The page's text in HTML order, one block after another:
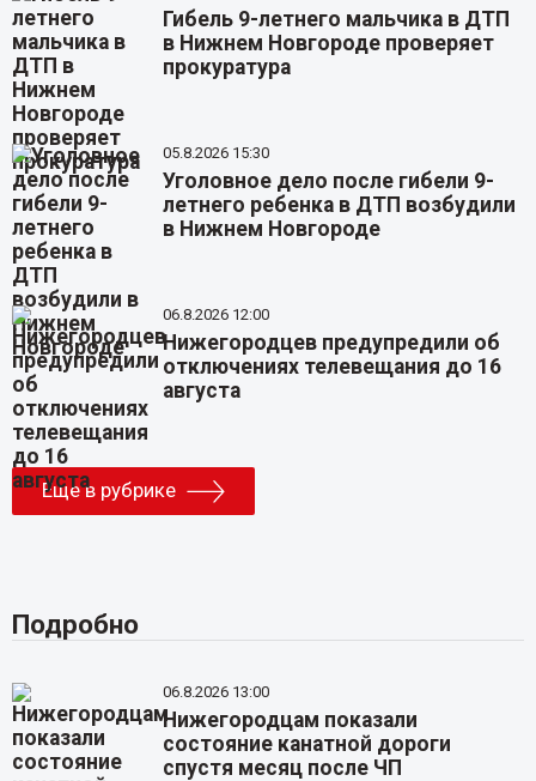
Гибель 9-летнего мальчика в ДТП
в Нижнем Новгороде проверяет
прокуратура
05.8.2026 15:30
Уголовное дело после гибели 9-
летнего ребенка в ДТП возбудили
в Нижнем Новгороде
06.8.2026 12:00
Нижегородцев предупредили об
отключениях телевещания до 16
августа
Еще в рубрике
Подробно
06.8.2026 13:00
Нижегородцам показали
состояние канатной дороги
спустя месяц после ЧП